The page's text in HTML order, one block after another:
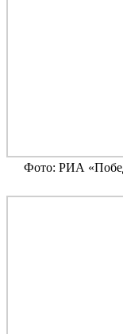
Фото: РИА